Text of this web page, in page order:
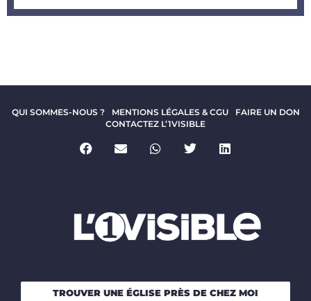
QUI SOMMES-NOUS ? MENTIONS LÉGALES & CGU
FAIRE UN DON
CONTACTEZ L’1VISIBLE
TROUVER UNE ÉGLISE PRÈS DE CHEZ MOI